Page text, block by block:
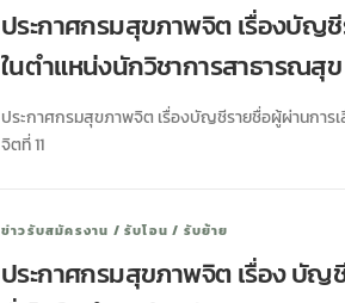
ประกาศกรมสุขภาพจิต เรื่องบัญ
ในตำแหน่งนักวิชาการสาธารณสุ
ประกาศกรมสุขภาพจิต เรื่องบัญชีรายชื่อผู้ผ่านการ
จิตที่ 11
ข่าวรับสมัครงาน / รับโอน / รับย้าย
ประกาศกรมสุขภาพจิต เรื่อง บัญ